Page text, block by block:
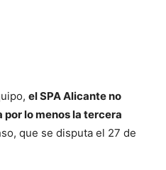
el SPA Alicante no
lo menos la tercera
que se disputa el 27 de